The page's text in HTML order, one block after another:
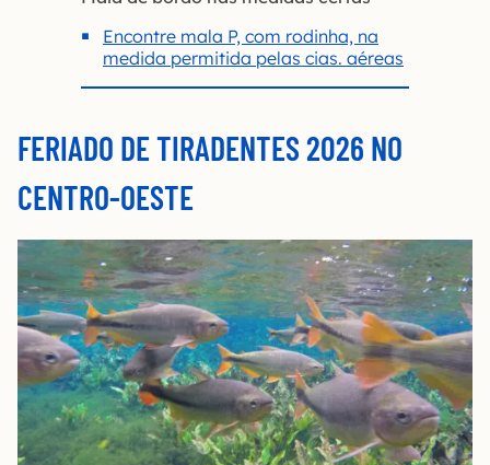
Encontre mala P, com rodinha, na
medida permitida pelas cias. aéreas
FERIADO DE TIRADENTES 2026 NO
CENTRO-OESTE